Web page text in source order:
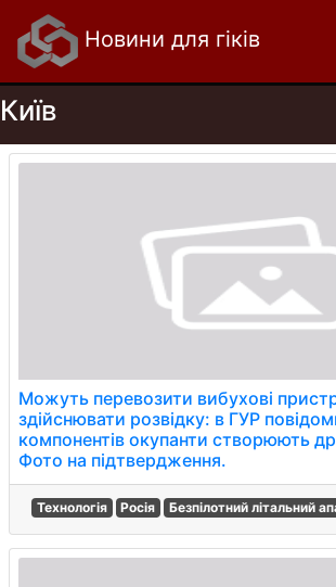
Новини для гіків
Київ
Можуть перевозити вибухові
здійснювати розвідку: в ГУР
компонентів окупанти створюють
Фото на підтвердження.
Технологія Росія Безпілотний літальний